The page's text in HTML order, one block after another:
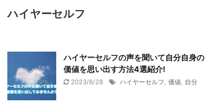
ハイヤーセルフ
ハイヤーセルフの声を聞いて自分自身の
価値を思い出す方法4選紹介!
2023/8/28 ハイヤーセルフ 価値 自分